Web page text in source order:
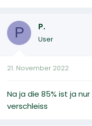
P P.
User
21. November 2022
Na ja die 85% ist ja
verschleiss